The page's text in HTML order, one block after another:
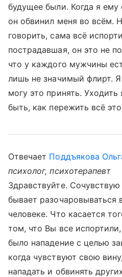
будущее были. Когда я ему
он обвинил меня во всём.
говорить, сама всё
пострадавшая, он это не
что у каждого мужчины
лишь не значимый флирт.
могу это принять.
быть, как пережить всё
Отвечает Поддъякова
психолог, психотерапевт
Здравствуйте.
бывает
человеке. Что касается
том, что Вы все
было нападение с целью
когда чувствуют свою
нападать и обвинять